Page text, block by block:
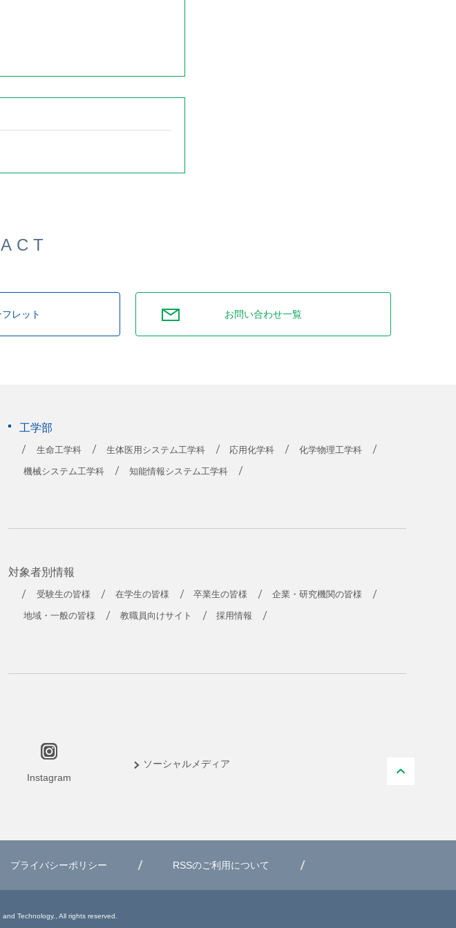
レット お問い合わせ一覧
工学部
生命工学科 生体医用システム工学科 応用化学科 化学物理工学科
機械システム工学科 知能情報システム工学科
対象者別情報
受験生の皆様 在学生の皆様 卒業生の皆様 企業・研究機関の皆様
地域・一般の皆様 教職員向けサイト 採用情報
Instagram
ソーシャルメディア
プライバシーポリシー RSSのご利用について
Technology., All rights reserved.